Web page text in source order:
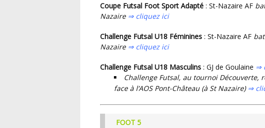
Coupe Futsal Foot Sport Adapté : St-Nazaire AF
Nazaire ⇒ cliquez ici
Challenge Futsal U18 Féminines : St-Nazaire AF
Nazaire ⇒ cliquez ici
Challenge Futsal U18 Masculins : GJ de Goulaine ⇒
Challenge Futsal, au tournoi Découverte,
face à l’AOS Pont-Château (à St Nazaire) ⇒
FOOT 5